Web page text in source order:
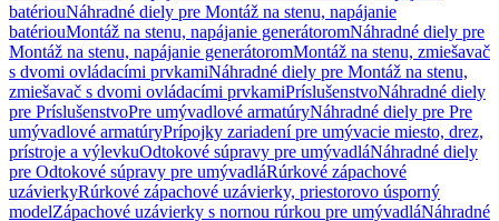
batériouNáhradné diely pre Montáž na stenu, napájanie
batériouMontáž na stenu, napájanie generátoromNáhradné diely pre
Montáž na stenu, napájanie generátoromMontáž na stenu, zmiešavač
s dvomi ovládacími prvkamiNáhradné diely pre Montáž na stenu,
zmiešavač s dvomi ovládacími prvkamiPríslušenstvoNáhradné diely
pre PríslušenstvoPre umývadlové armatúryNáhradné diely pre Pre
umývadlové armatúryPrípojky zariadení pre umývacie miesto, drez,
prístroje a výlevkuOdtokové súpravy pre umývadláNáhradné diely
pre Odtokové súpravy pre umývadláRúrkové zápachové
uzávierkyRúrkové zápachové uzávierky, priestorovo úsporný
modelZápachové uzávierky s nornou rúrkou pre umývadláNáhradné